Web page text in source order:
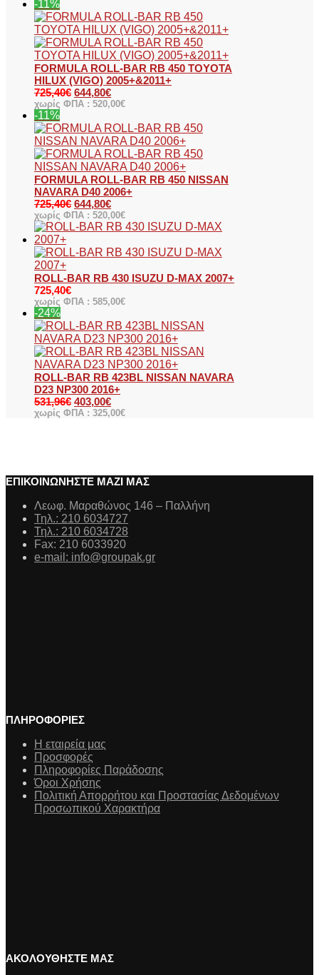
-11%
FORMULA ROLL-BAR RB 450 TOYOTA
HILUX (VIGO) 2005+&2011+
725,40€ 644,80€
χωρίς ΦΠΑ : 520,00€
-11%
FORMULA ROLL-BAR RB 450 NISSAN
NAVARA D40 2006+
725,40€ 644,80€
χωρίς ΦΠΑ : 520,00€
ROLL-BAR RB 430 ISUZU D-MAX 2007+
725,40€
χωρίς ΦΠΑ : 585,00€
-24%
ROLL-BAR RB 423BL NISSAN NAVARA
D23 NP300 2016+
531,96€ 403,00€
χωρίς ΦΠΑ : 325,00€
ΕΠΙΚΟΙΝΩΝΗΣΤΕ ΜΑΖΙ ΜΑΣ
Λεωφ. Μαραθώνος 146 – Παλλήνη
Τηλ.: 210 6034727
Τηλ.: 210 6034728
Fax: 210 6033920
e-mail: info@groupak.gr
ΠΛΗΡΟΦΟΡΙΕΣ
Η εταιρεία μας
Προσφορές
Πληροφορίες Παράδοσης
Όροι Χρήσης
Πολιτική Απορρήτου και Προστασίας Δεδομένων
Προσωπικού Χαρακτήρα
ΑΚΟΛΟΥΘΗΣΤΕ ΜΑΣ